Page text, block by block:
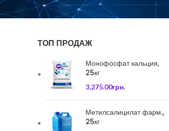
ТОП ПРОДАЖ
Монофосфат кальция,
25кг
3,275.00грн.
Метилсалицилат фарм.,
25кг